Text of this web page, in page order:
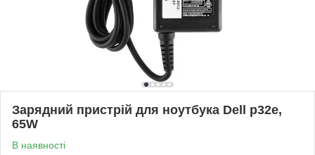
Зарядний пристрій для ноутбука Dell p32e,
65W
В наявності